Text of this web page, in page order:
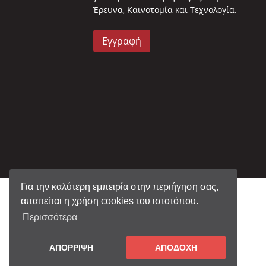
Για την καλύτερη εμπειρία στην περιήγηση σας,
απαιτείται η χρήση cookies του ιστοτόπου.
Περισσότερα
ΑΠΟΡΡΙΨΗ ΑΠΟΔΟΧΗ
Έρευνα, Καινοτομία και Τεχνολογία.
Εγγραφή